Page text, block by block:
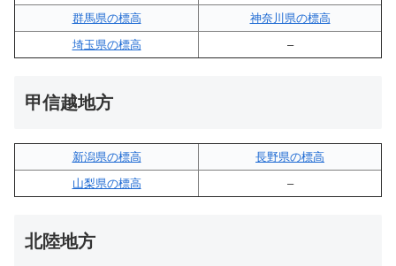
群馬県の標高
神奈川県の標高
埼玉県の標高
–
甲信越地方
新潟県の標高
長野県の標高
山梨県の標高
–
北陸地方